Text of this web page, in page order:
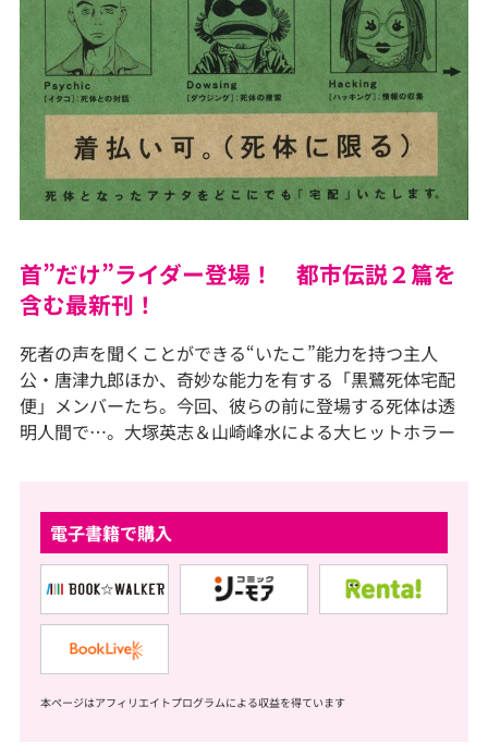
首”だけ”ライダー登場！ 都市伝説２篇を
含む最新刊！
死者の声を聞くことができる“いたこ”能力を持つ主人
公・唐津九郎ほか、奇妙な能力を有する「黒鷺死体宅配
便」メンバーたち。今回、彼らの前に登場する死体は透
明人間で…。大塚英志＆山崎峰水による大ヒットホラー
電子書籍で購入
本ページはアフィリエイトプログラムによる収益を得ています